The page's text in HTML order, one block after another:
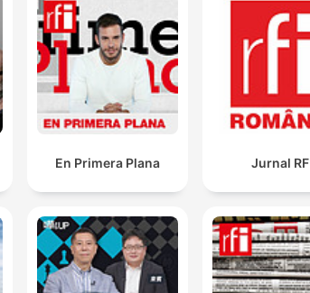
En Primera Plana Jurnal